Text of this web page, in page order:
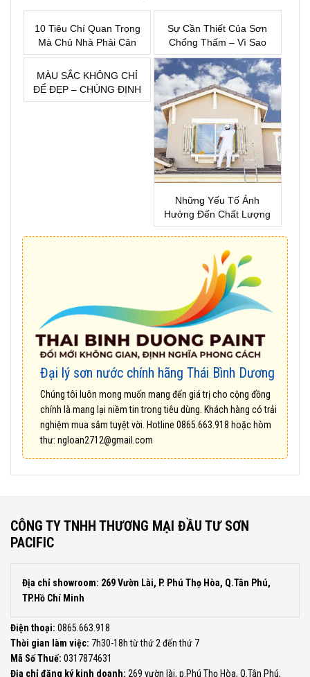
10 Tiêu Chí Quan Trọng
Mà Chủ Nhà Phải Cân
Nhắc Trước Khi Lựa
Chọn Sơn Nước
Sự Cần Thiết Của Sơn
Chống Thấm – Vì Sao
Đây Là Khoản Đầu Tư
Bắt Buộc Khi Xây Nhà?
MÀU SẮC KHÔNG CHỈ
ĐỂ ĐẸP – CHÚNG ĐỊNH
HÌNH CẢM XÚC CỦA
Những Yếu Tố Ảnh
Hưởng Đến Chất Lượng
Sơn Nhà !
Đại lý sơn nước chính hãng Thái Bình Dương
Chúng tôi luôn mong muốn mang đến giá trị cho cộng đồng
chính là mang lại niềm tin trong tiêu dùng. Khách hàng có trải
nghiệm mua sắm tuyệt vời. Hotline 0865.663.918 hoặc hòm
thư: ngloan2712@gmail.com
CÔNG TY TNHH THƯƠNG MẠI ĐẦU TƯ SƠN
PACIFIC
Địa chỉ showroom: 269 Vườn Lài, P. Phú Thọ Hòa, Q.Tân Phú,
TP.Hồ Chí Minh
Điện thoại: 0865.663.918
Thời gian làm việc: 7h30-18h từ thứ 2 đến thứ 7
Mã Số Thuế: 0317874631
Địa chỉ đăng ký kinh doanh: 269 vườn lài, p.Phú Thọ Hòa, Q.Tân Phú,